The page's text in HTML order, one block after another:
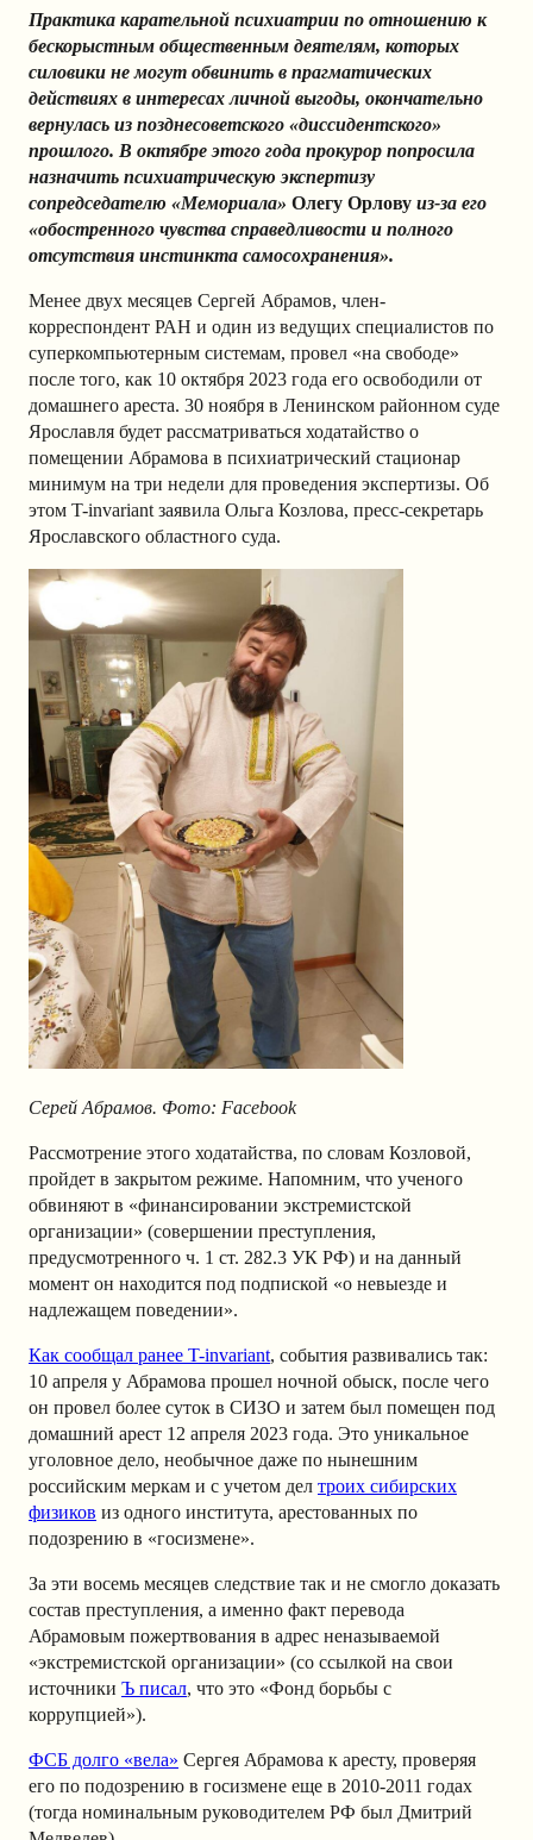
Практика карательной психиатрии по отношению к
бескорыстным общественным деятелям, которых
силовики не могут обвинить в прагматических
действиях в интересах личной выгоды, окончательно
вернулась из позднесоветского «диссидентского»
прошлого. В октябре этого года прокурор попросила
назначить психиатрическую экспертизу
сопредседателю «Мемориала» Олегу Орлову из-за его
«обостренного чувства справедливости и полного
отсутствия инстинкта самосохранения».
Менее двух месяцев Сергей Абрамов, член-
корреспондент РАН и один из ведущих специалистов по
суперкомпьютерным системам, провел «на свободе»
после того, как 10 октября 2023 года его освободили от
домашнего ареста. 30 ноября в Ленинском районном суде
Ярославля будет рассматриваться ходатайство о
помещении Абрамова в психиатрический стационар
минимум на три недели для проведения экспертизы. Об
этом T-invariant заявила Ольга Козлова, пресс-секретарь
Ярославского областного суда.
Серей Абрамов. Фото: Facebook
Рассмотрение этого ходатайства, по словам Козловой,
пройдет в закрытом режиме. Напомним, что ученого
обвиняют в «финансировании экстремистской
организации» (совершении преступления,
предусмотренного ч. 1 ст. 282.3 УК РФ) и на данный
момент он находится под подпиской «о невыезде и
надлежащем поведении».
Как сообщал ранее T-invariant, события развивались так:
10 апреля у Абрамова прошел ночной обыск, после чего
он провел более суток в СИЗО и затем был помещен под
домашний арест 12 апреля 2023 года. Это уникальное
уголовное дело, необычное даже по нынешним
российским меркам и с учетом дел троих сибирских
физиков из одного института, арестованных по
подозрению в «госизмене».
За эти восемь месяцев следствие так и не смогло доказать
состав преступления, а именно факт перевода
Абрамовым пожертвования в адрес неназываемой
«экстремистской организации» (со ссылкой на свои
источники Ъ писал, что это «Фонд борьбы с
коррупцией»).
ФСБ долго «вела» Сергея Абрамова к аресту, проверяя
его по подозрению в госизмене еще в 2010-2011 годах
(тогда номинальным руководителем РФ был Дмитрий